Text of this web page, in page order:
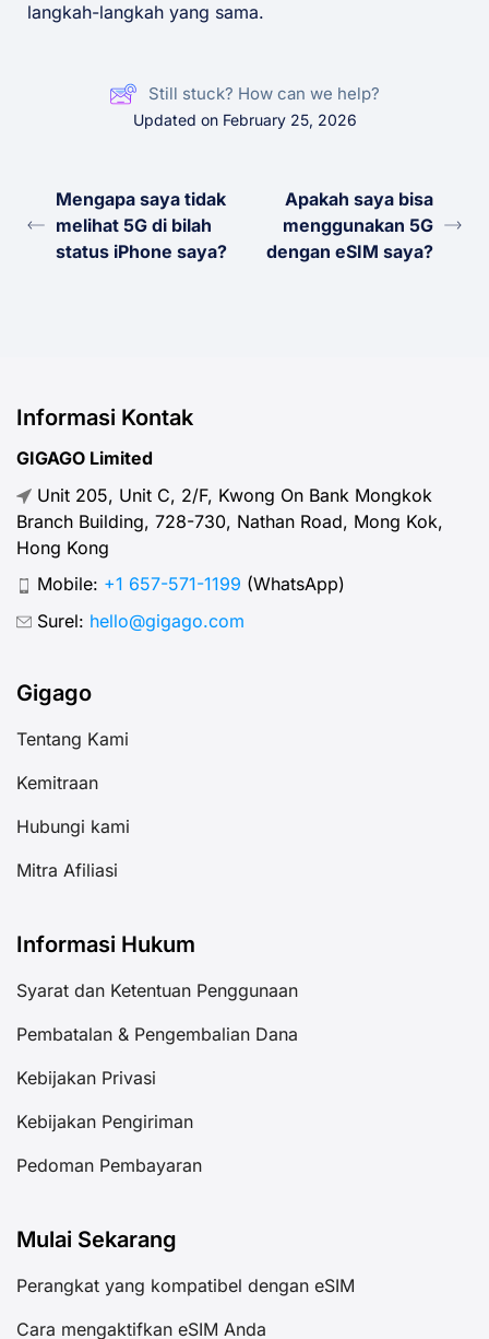
langkah-langkah yang sama.
Still stuck? How can we help?
Updated on February 25, 2026
Mengapa saya tidak
melihat 5G di bilah
status iPhone saya?
Apakah saya bisa
menggunakan 5G
dengan eSIM saya?
Informasi Kontak
GIGAGO Limited
Unit 205, Unit C, 2/F, Kwong On Bank Mongkok
Branch Building, 728-730, Nathan Road, Mong Kok,
Hong Kong
Mobile: +1 657-571-1199 (WhatsApp)
Surel: hello@gigago.com
Gigago
Tentang Kami
Kemitraan
Hubungi kami
Mitra Afiliasi
Informasi Hukum
Syarat dan Ketentuan Penggunaan
Pembatalan & Pengembalian Dana
Kebijakan Privasi
Kebijakan Pengiriman
Pedoman Pembayaran
Mulai Sekarang
Perangkat yang kompatibel dengan eSIM
Cara mengaktifkan eSIM Anda